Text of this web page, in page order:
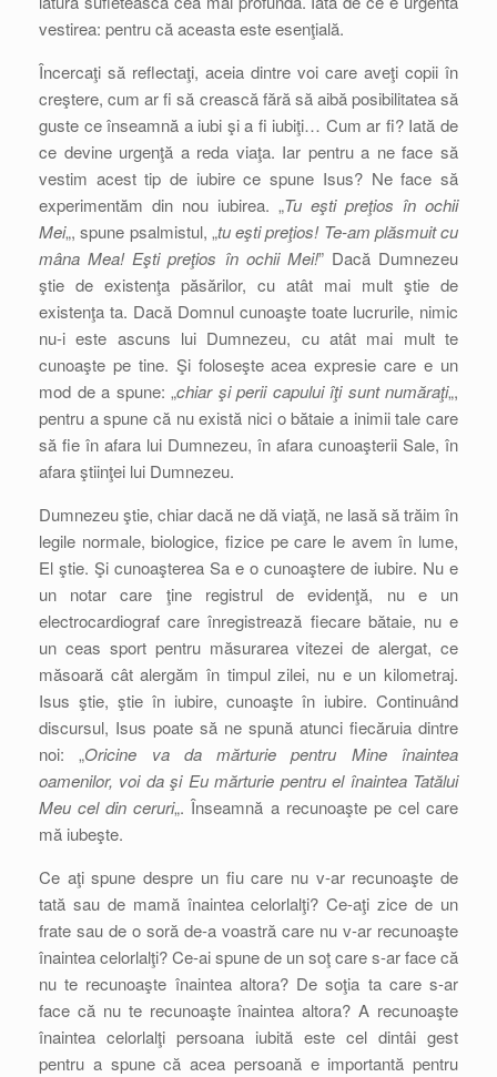
vestirea: pentru că aceasta este esenţială.
Încercaţi să reflectaţi, aceia dintre voi care aveţi copii în
creştere, cum ar fi să crească fără să aibă posibilitatea să
guste ce înseamnă a iubi şi a fi iubiţi… Cum ar fi? Iată de
ce devine urgenţă a reda viaţa. Iar pentru a ne face să
vestim acest tip de iubire ce spune Isus? Ne face să
experimentăm din nou iubirea. „Tu eşti preţios în ochii
Mei„, spune psalmistul, „tu eşti preţios! Te-am plăsmuit cu
mâna Mea! Eşti preţios în ochii Mei!” Dacă Dumnezeu
ştie de existenţa păsărilor, cu atât mai mult ştie de
existenţa ta. Dacă Domnul cunoaşte toate lucrurile, nimic
nu-i este ascuns lui Dumnezeu, cu atât mai mult te
cunoaşte pe tine. Şi foloseşte acea expresie care e un
mod de a spune: „chiar şi perii capului îţi sunt număraţi„,
pentru a spune că nu există nici o bătaie a inimii tale care
să fie în afara lui Dumnezeu, în afara cunoaşterii Sale, în
afara ştiinţei lui Dumnezeu.
Dumnezeu ştie, chiar dacă ne dă viaţă, ne lasă să trăim în
legile normale, biologice, fizice pe care le avem în lume,
El ştie. Şi cunoaşterea Sa e o cunoaştere de iubire. Nu e
un notar care ţine registrul de evidenţă, nu e un
electrocardiograf care înregistrează fiecare bătaie, nu e
un ceas sport pentru măsurarea vitezei de alergat, ce
măsoară cât alergăm în timpul zilei, nu e un kilometraj.
Isus ştie, ştie în iubire, cunoaşte în iubire. Continuând
discursul, Isus poate să ne spună atunci fiecăruia dintre
noi: „Oricine va da mărturie pentru Mine înaintea
oamenilor, voi da şi Eu mărturie pentru el înaintea Tatălui
Meu cel din ceruri„. Înseamnă a recunoaşte pe cel care
mă iubeşte.
Ce aţi spune despre un fiu care nu v-ar recunoaşte de
tată sau de mamă înaintea celorlalţi? Ce-aţi zice de un
frate sau de o soră de-a voastră care nu v-ar recunoaşte
înaintea celorlalţi? Ce-ai spune de un soţ care s-ar face că
nu te recunoaşte înaintea altora? De soţia ta care s-ar
face că nu te recunoaşte înaintea altora? A recunoaşte
înaintea celorlalţi persoana iubită este cel dintâi gest
pentru a spune că acea persoană e importantă pentru